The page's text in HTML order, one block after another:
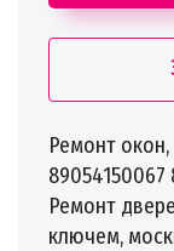
Ремонт
89054150067
Ремонт
ключем,